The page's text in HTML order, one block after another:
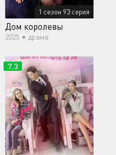
1 сезон 93 серия
Дом королевы
2025 • драма
7.3